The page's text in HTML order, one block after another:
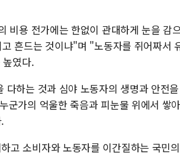
비용 전가에는 한없이 관대하게 눈을 감
흔드는 것이냐"며 "노동자를 쥐어짜서
였다.
하는 것과 심야 노동자의 생명과 안전
군가의 억울한 죽음과 피눈물 위에서 쌓
고 소비자와 노동자를 이간질하는 국민